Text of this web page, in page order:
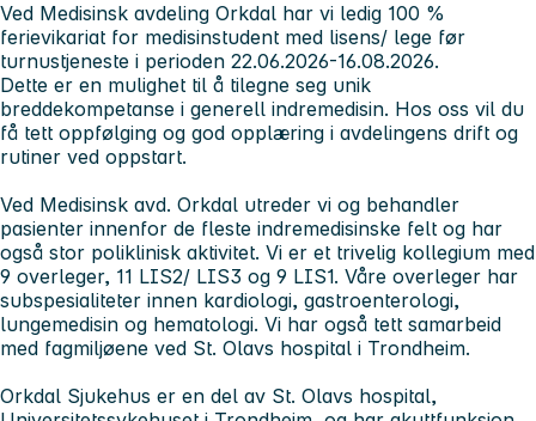
Ved Medisinsk avdeling Orkdal har vi ledig 100 %
ferievikariat for medisinstudent med lisens/ lege før
turnustjeneste i perioden 22.06.2026-16.08.2026.
Dette er en mulighet til å tilegne seg unik
breddekompetanse i generell indremedisin. Hos oss vil du
få tett oppfølging og god opplæring i avdelingens drift og
rutiner ved oppstart.
Ved Medisinsk avd. Orkdal utreder vi og behandler
pasienter innenfor de fleste indremedisinske felt og har
også stor poliklinisk aktivitet. Vi er et trivelig kollegium med
9 overleger, 11 LIS2/ LIS3 og 9 LIS1. Våre overleger har
subspesialiteter innen kardiologi, gastroenterologi,
lungemedisin og hematologi. Vi har også tett samarbeid
med fagmiljøene ved St. Olavs hospital i Trondheim.
Orkdal Sjukehus er en del av St. Olavs hospital,